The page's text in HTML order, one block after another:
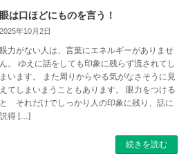
眼は口ほどにものを言う！
2025年10月2日
眼力がない人は、言葉にエネルギーがありませ
ん。 ゆえに話をしても印象に残らず流されてし
まいます。 また周りからやる気がなさそうに見
えてしまいまうこともあります。 眼力をつける
と それだけでしっかり人の印象に残り、話に
説得 […]
続きを読む